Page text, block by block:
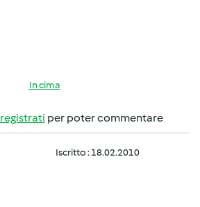
In cima
registrati per poter commentare
Iscritto : 18.02.2010